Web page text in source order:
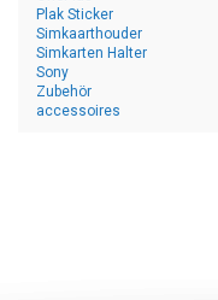
Plak Sticker
Simkaarthouder
Simkarten Halter
Sony
Zubehör
accessoires